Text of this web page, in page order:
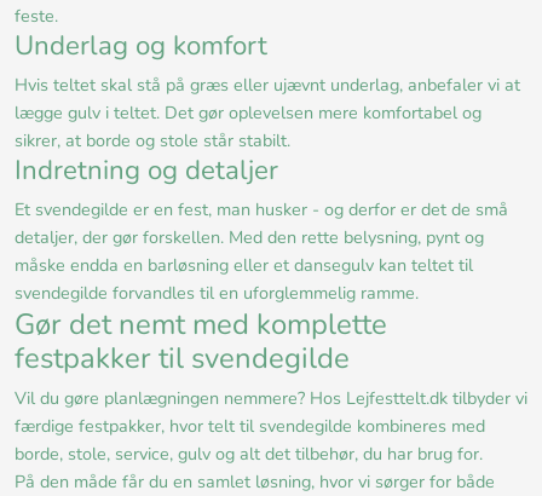
feste.
Underlag og komfort
Hvis teltet skal stå på græs eller ujævnt underlag, anbefaler vi at
lægge gulv i teltet. Det gør oplevelsen mere komfortabel og
sikrer, at borde og stole står stabilt.
Indretning og detaljer
Et svendegilde er en fest, man husker - og derfor er det de små
detaljer, der gør forskellen. Med den rette belysning, pynt og
måske endda en barløsning eller et dansegulv kan teltet til
svendegilde forvandles til en uforglemmelig ramme.
Gør det nemt med komplette
festpakker til svendegilde
Vil du gøre planlægningen nemmere? Hos Lejfesttelt.dk tilbyder vi
færdige festpakker, hvor telt til svendegilde kombineres med
borde, stole, service, gulv og alt det tilbehør, du har brug for.
På den måde får du en samlet løsning, hvor vi sørger for både